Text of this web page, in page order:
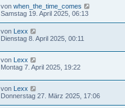
von when_the_time_comes
Samstag 19. April 2025, 06:13
von
Lexx
Dienstag 8. April 2025, 00:11
von Lexx
Montag 7. April 2025, 19:22
von Lexx
Donnerstag 27. März 2025, 17:06